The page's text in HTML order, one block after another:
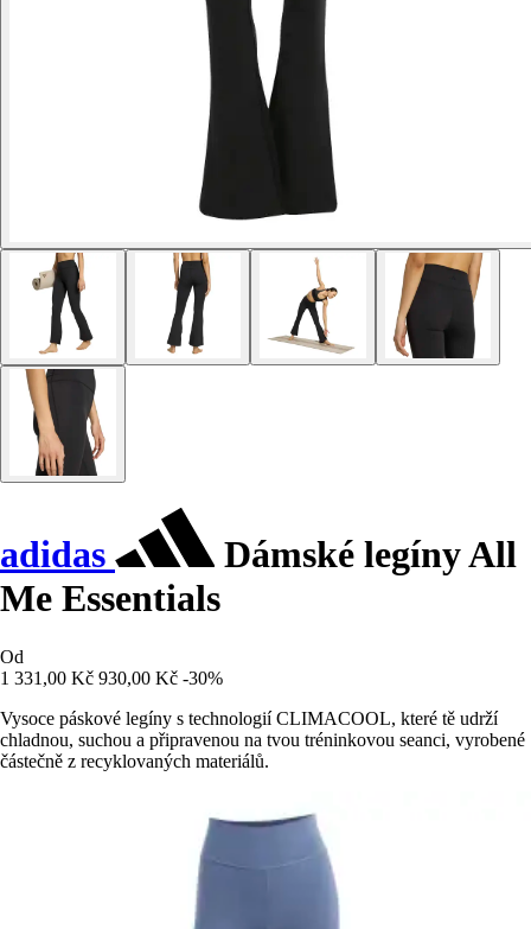
adidas
Dámské legíny All
Me Essentials
Od
1 331,00 Kč 930,00 Kč -30%
Vysoce páskové legíny s technologií CLIMACOOL, které tě udrží
chladnou, suchou a připravenou na tvou tréninkovou seanci, vyrobené
částečně z recyklovaných materiálů.